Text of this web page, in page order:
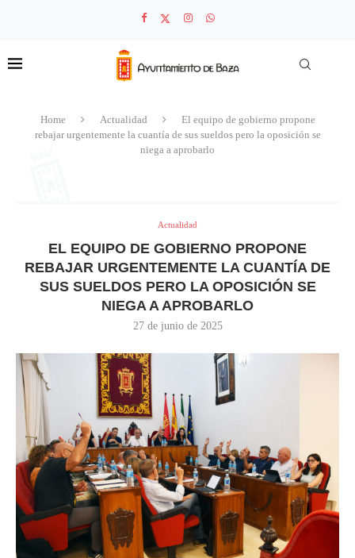
Home Actualidad
El equipo de gobierno propone
rebajar urgentemente la cuantía de sus sueldos pero la oposición se
niega a aprobarlo
Actualidad
EL EQUIPO DE GOBIERNO PROPONE
REBAJAR URGENTEMENTE LA CUANTÍA DE
SUS SUELDOS PERO LA OPOSICIÓN SE
NIEGA A APROBARLO
27 de junio de 2025